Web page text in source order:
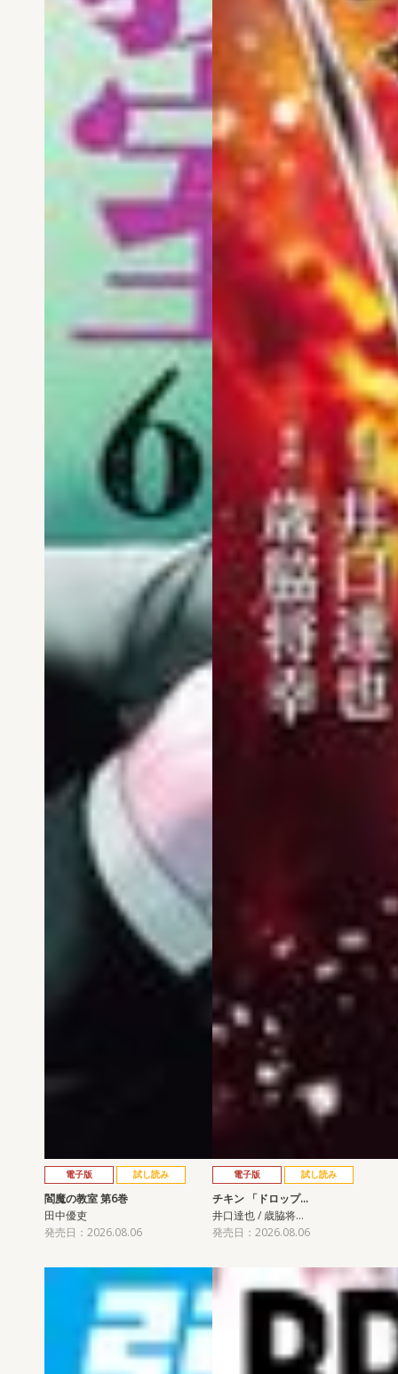
電子版 試し読み
閻魔の教室 第6巻
田中優吏
発売日：2026.08.06
電子版 試し読み
チキン 「ドロップ…
井口達也 / 歳脇将…
発売日：2026.08.06